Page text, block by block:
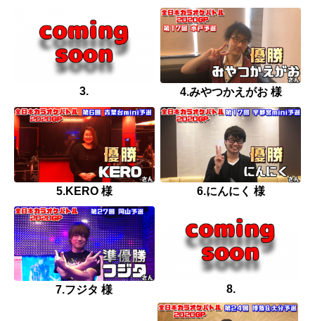
3. 4.みやつかえがお 様
5.KERO 様 6.にんにく 様
7.フジタ 様 8.